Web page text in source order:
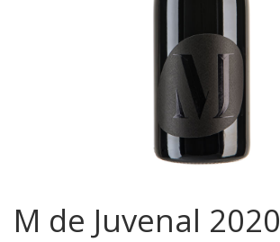
M de Juvenal 2020